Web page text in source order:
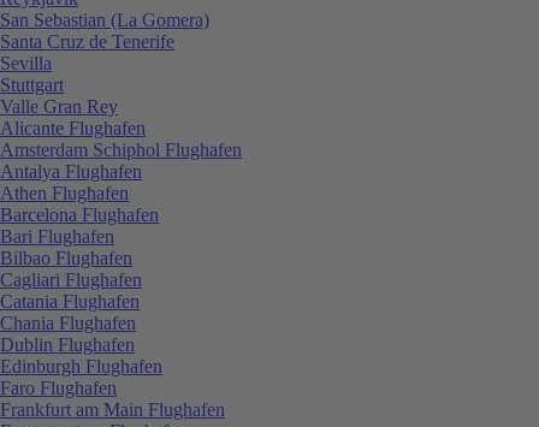
San Sebastian (La Gomera)
Santa Cruz de Tenerife
Sevilla
Stuttgart
Valle Gran Rey
Alicante Flughafen
Amsterdam Schiphol Flughafen
Antalya Flughafen
Athen Flughafen
Barcelona Flughafen
Bari Flughafen
Bilbao Flughafen
Cagliari Flughafen
Catania Flughafen
Chania Flughafen
Dublin Flughafen
Edinburgh Flughafen
Faro Flughafen
Frankfurt am Main Flughafen